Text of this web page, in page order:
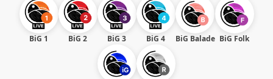
BiG 1 BiG 2 BiG 3 BiG 4 BiG Balade BiG Folk